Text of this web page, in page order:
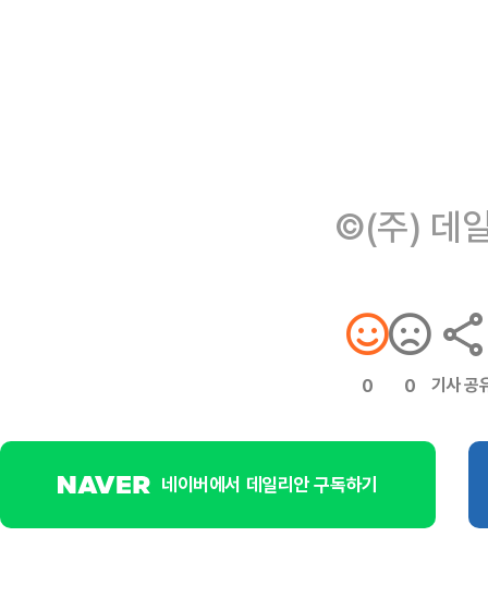
©(주) 데
0 0 기사 공
네이버에서 데일리안 구독하기